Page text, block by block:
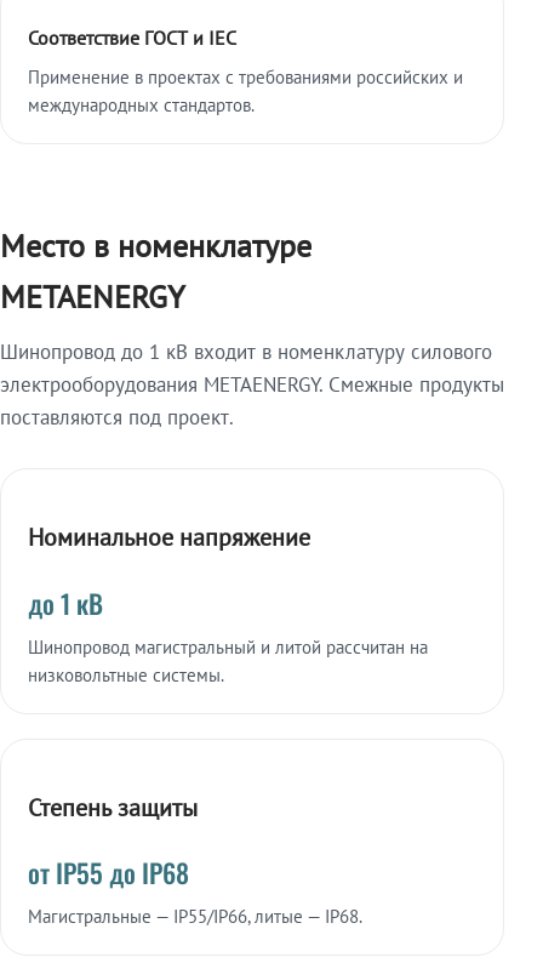
Соответствие ГОСТ и IEC
Применение в проектах с требованиями российских и
международных стандартов.
Место в номенклатуре
METAENERGY
Шинопровод до 1 кВ входит в номенклатуру силового
электрооборудования METAENERGY. Смежные продукты
поставляются под проект.
Номинальное напряжение
до 1 кВ
Шинопровод магистральный и литой рассчитан на
низковольтные системы.
Степень защиты
от IP55 до IP68
Магистральные — IP55/IP66, литые — IP68.